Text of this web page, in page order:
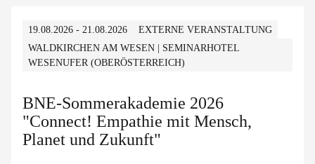
19.08.2026 - 21.08.2026
EXTERNE VERANSTALTUNG
WALDKIRCHEN AM WESEN | SEMINARHOTEL
WESENUFER (OBERÖSTERREICH)
BNE-Sommerakademie 2026
"Connect! Empathie mit Mensch,
Planet und Zukunft"